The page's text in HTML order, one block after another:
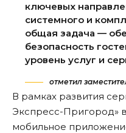
ключевых
системного и
общая задача —
безопасность
уровень услуг и
отметил
В рамках развития
Экспресс-Пригород»
мобильное